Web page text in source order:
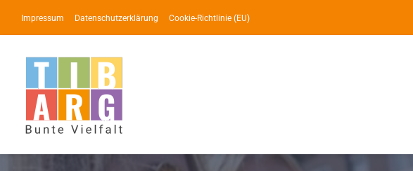
Inhalt
springen
Impressum Datenschutzerklärung Cookie-Richtlinie (EU)